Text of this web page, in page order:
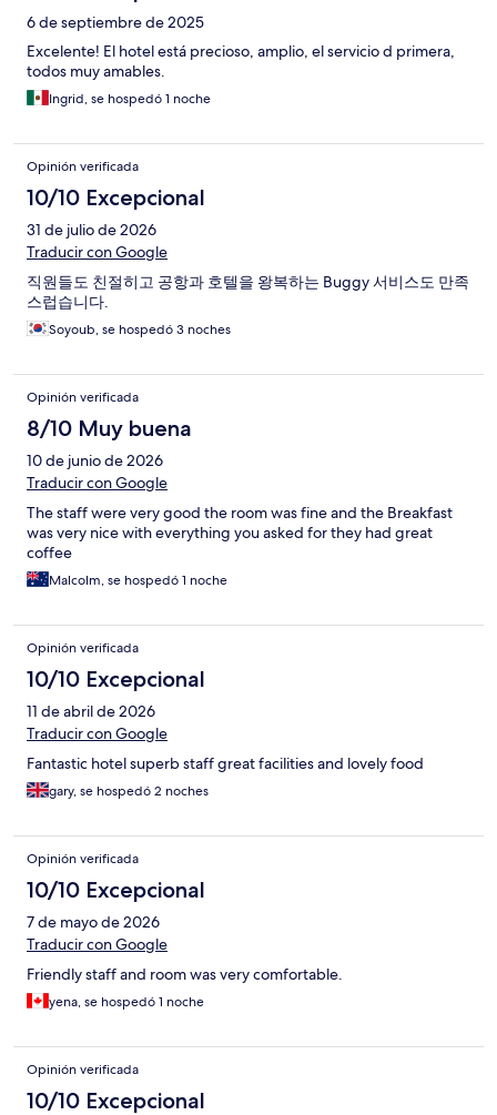
6 de septiembre de 2025
Excelente! El hotel está precioso, amplio, el servicio d primera,
todos muy amables.
Ingrid, se hospedó 1 noche
Opinión verificada
10/10 Excepcional
31 de julio de 2026
Traducir con Google
직원들도 친절히고 공항과 호텔을 왕복하는 Buggy 서비스도 만족
스럽습니다.
Soyoub, se hospedó 3 noches
Opinión verificada
8/10 Muy buena
10 de junio de 2026
Traducir con Google
The staff were very good the room was fine and the Breakfast
was very nice with everything you asked for they had great
coffee
Malcolm, se hospedó 1 noche
Opinión verificada
10/10 Excepcional
11 de abril de 2026
Traducir con Google
Fantastic hotel superb staff great facilities and lovely food
gary, se hospedó 2 noches
Opinión verificada
10/10 Excepcional
7 de mayo de 2026
Traducir con Google
Friendly staff and room was very comfortable.
yena, se hospedó 1 noche
Opinión verificada
10/10 Excepcional